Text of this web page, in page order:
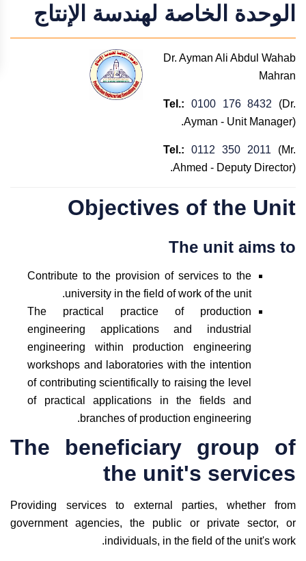
الوحدة الخاصة لهندسة الإنتاج
Dr. Ayman Ali Abdul Wahab
Mahran
Tel.: 0100 176 8432 (Dr.
Ayman - Unit Manager).
Tel.: 0112 350 2011 (Mr.
Ahmed - Deputy Director).
Objectives of the Unit
The unit aims to
Contribute to the provision of services to the
university in the field of work of the unit.
The practical practice of production
engineering applications and industrial
engineering within production engineering
workshops and laboratories with the intention
of contributing scientifically to raising the level
of practical applications in the fields and
branches of production engineering.
The beneficiary group of
the unit's services
Providing services to external parties, whether from
government agencies, the public or private sector, or
individuals, in the field of the unit's work.